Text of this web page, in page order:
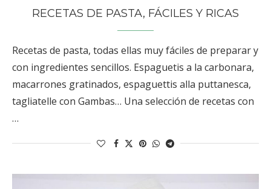
RECETAS DE PASTA, FÁCILES Y RICAS
Recetas de pasta, todas ellas muy fáciles de preparar y
con ingredientes sencillos. Espaguetis a la carbonara,
macarrones gratinados, espaguettis alla puttanesca,
tagliatelle con Gambas… Una selección de recetas con
…